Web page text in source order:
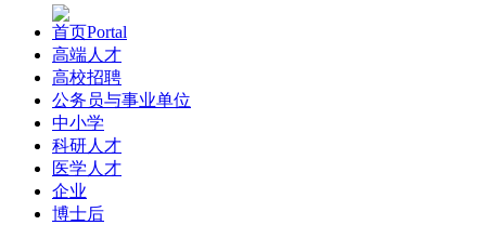
首页Portal
高端人才
高校招聘
公务员与事业单位
中小学
科研人才
医学人才
企业
博士后